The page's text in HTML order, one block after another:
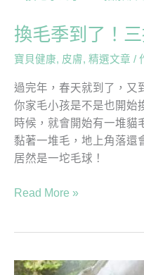
換毛季到了！
寶貝健康, 皮膚, 精選文章 /
過完年，春天就到了，又
你家毛小孩是不是也開始
時候，就會開始有一堆貓
黏著一堆毛，地上角落還
居然是一坨毛球！
季
了！
三
招
解
決
毛
問
Read More »
眼